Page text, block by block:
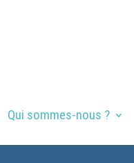
Qui sommes-nous ?